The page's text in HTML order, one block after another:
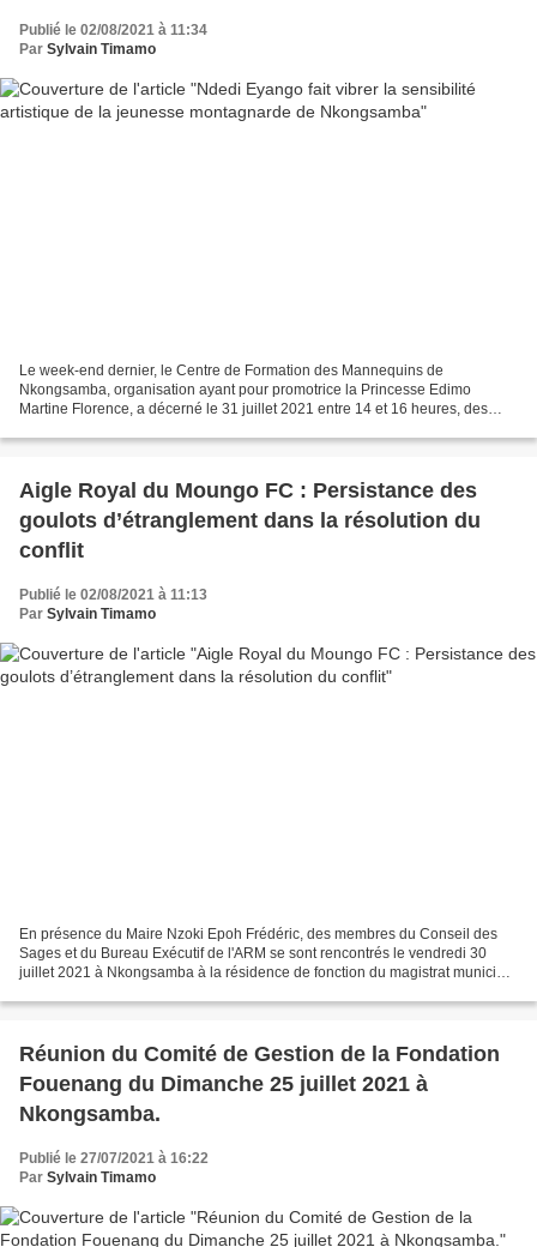
Publié le 02/08/2021 à 11:34
Par Sylvain Timamo
Le week-end dernier, le Centre de Formation des Mannequins de
Nkongsamba, organisation ayant pour promotrice la Princesse Edimo
Martine Florence, a décerné le 31 juillet 2021 entre 14 et 16 heures, des
Aigle Royal du Moungo FC : Persistance des
goulots d’étranglement dans la résolution du
conflit
Publié le 02/08/2021 à 11:13
Par Sylvain Timamo
En présence du Maire Nzoki Epoh Frédéric, des membres du Conseil des
Sages et du Bureau Exécutif de l'ARM se sont rencontrés le vendredi 30
juillet 2021 à Nkongsamba à la résidence de fonction du magistrat municipal
Réunion du Comité de Gestion de la Fondation
Fouenang du Dimanche 25 juillet 2021 à
Nkongsamba.
Publié le 27/07/2021 à 16:22
Par Sylvain Timamo